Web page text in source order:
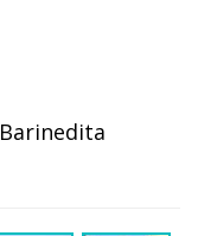
Barinedita